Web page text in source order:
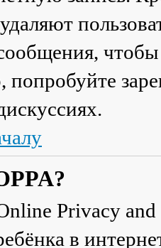
Privacy
в